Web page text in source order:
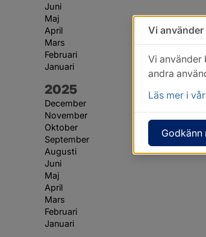
Juni
Maj
April
Mars
Februari
Januari
År:
2025
December
November
Oktober
September
Augusti
Juni
Maj
April
Mars
Februari
Januari
Vi
Vi använder
andra
Läs mer i